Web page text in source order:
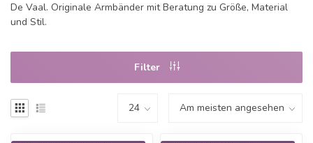
De Vaal. Originale Armbänder mit Beratung zu Größe, Material
und Stil.
Filter